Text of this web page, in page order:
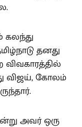
கலந்து
தனது
விஜய், கோலம்
அவர் ஒரு